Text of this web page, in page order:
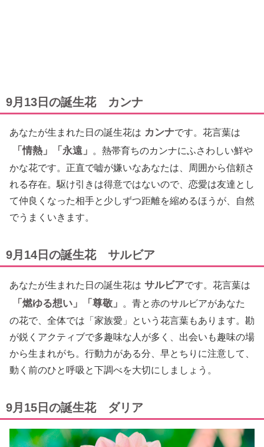
9月13日の誕生花 カンナ
あなたが生まれた日の誕生花は カンナです。花言葉は
「情熱」「永遠」
。熱帯育ちのカンナにふさわしい鮮や
かな花です。正直で嘘が嫌いなあなたは、周囲から信頼さ
れる存在。駆け引きは得意ではないので、恋愛は友達とし
て仲良くなった相手と少しずつ距離を縮めるほうが、自然
でうまくいきます。
9月14日の誕生花 サルビア
あなたが生まれた日の誕生花は サルビアです。花言葉は
「燃ゆる想い」「尊敬」
。青と赤のサルビアがあなた
の花で、全体では「家族愛」という花言葉もあります。勘
が鋭くアクティブで多趣味な人が多く、出会いも趣味の場
から生まれがち。行動力がある分、早とちりに注意して、
動く前のひと呼吸と下調べを大切にしましょう。
9月15日の誕生花 ダリア